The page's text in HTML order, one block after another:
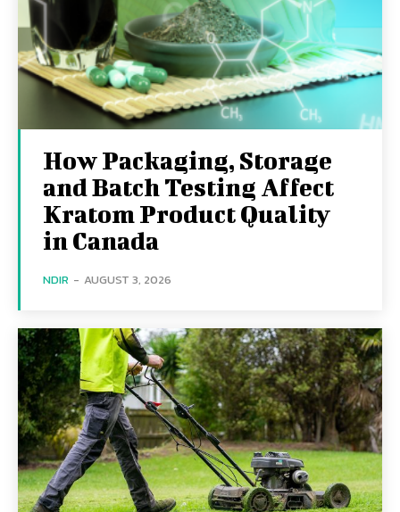
How Packaging, Storage
and Batch Testing Affect
Kratom Product Quality
in Canada
NDIR - AUGUST 3, 2026